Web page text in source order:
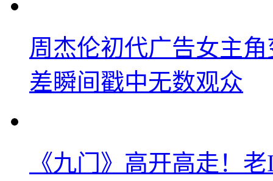
周杰伦初代广告女主
差瞬间戳中无数观众
《九门》高开高走！